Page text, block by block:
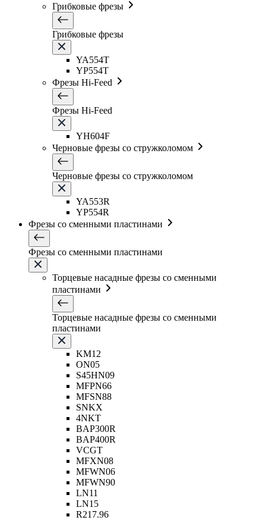
Грибковые фрезы
Грибковые фрезы
YA554T
YP554T
Фрезы Hi-Feed
Фрезы Hi-Feed
YH604F
Черновые фрезы со стружколомом
Черновые фрезы со стружколомом
YA553R
YP554R
Фрезы со сменными пластинами
Фрезы со сменными пластинами
Торцевые насадные фрезы со сменными
пластинами
Торцевые насадные фрезы со сменными
пластинами
KM12
ON05
S45HN09
MFPN66
MFSN88
SNKX
4NKT
BAP300R
BAP400R
VCGT
MFXN08
MFWN06
MFWN90
LN11
LN15
R217.96